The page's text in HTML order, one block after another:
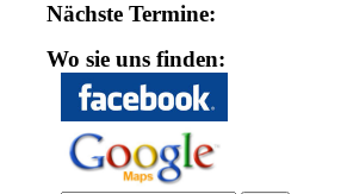
Nächste Termine:
Wo sie uns finden: